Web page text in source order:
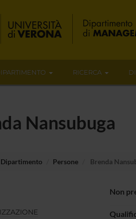
RICERCA
Nansubuga
Dipartimento Persone Brenda
Non